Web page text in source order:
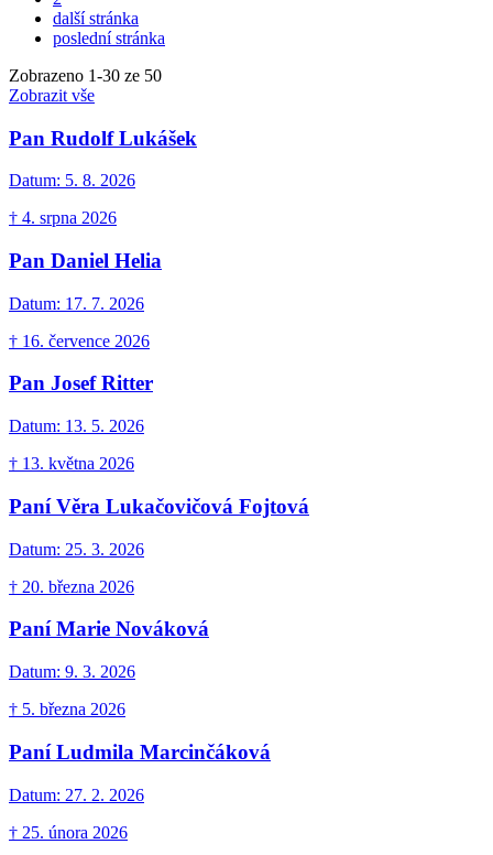
další stránka
poslední stránka
Zobrazeno 1-30 ze 50
Zobrazit vše
Pan Rudolf Lukášek
Datum: 5. 8. 2026
† 4. srpna 2026
Pan Daniel Helia
Datum: 17. 7. 2026
† 16. července 2026
Pan Josef Ritter
Datum: 13. 5. 2026
† 13. května 2026
Paní Věra Lukačovičová Fojtová
Datum: 25. 3. 2026
† 20. března 2026
Paní Marie Nováková
Datum: 9. 3. 2026
† 5. března 2026
Paní Ludmila Marcinčáková
Datum: 27. 2. 2026
† 25. února 2026